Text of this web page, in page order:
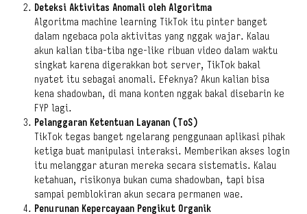
Deteksi Aktivitas Anomali oleh Algoritma
Algoritma machine learning TikTok itu pinter banget
dalam ngebaca pola aktivitas yang nggak wajar. Kalau
akun kalian tiba-tiba nge-like ribuan video dalam waktu
singkat karena digerakkan bot server, TikTok bakal
nyatet itu sebagai anomali. Efeknya? Akun kalian bisa
kena shadowban, di mana konten nggak bakal disebarin ke
FYP lagi.
Pelanggaran Ketentuan Layanan (ToS)
TikTok tegas banget ngelarang penggunaan aplikasi pihak
ketiga buat manipulasi interaksi. Memberikan akses login
itu melanggar aturan mereka secara sistematis. Kalau
ketahuan, risikonya bukan cuma shadowban, tapi bisa
sampai pemblokiran akun secara permanen wae.
Penurunan Kepercayaan Pengikut Organik